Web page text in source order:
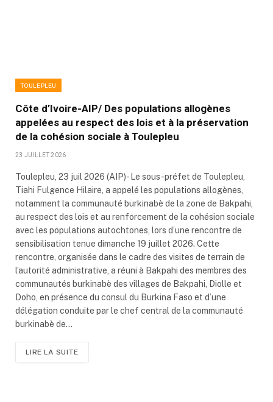
TOULEPLEU
Côte d’Ivoire-AIP/ Des populations allogènes
appelées au respect des lois et à la préservation
de la cohésion sociale à Toulepleu
23 JUILLET 2026
Toulepleu, 23 juil 2026 (AIP)- Le sous-préfet de Toulepleu,
Tiahi Fulgence Hilaire, a appelé les populations allogènes,
notamment la communauté burkinabè de la zone de Bakpahi,
au respect des lois et au renforcement de la cohésion sociale
avec les populations autochtones, lors d’une rencontre de
sensibilisation tenue dimanche 19 juillet 2026. Cette
rencontre, organisée dans le cadre des visites de terrain de
l’autorité administrative, a réuni à Bakpahi des membres des
communautés burkinabè des villages de Bakpahi, Diolle et
Doho, en présence du consul du Burkina Faso et d’une
délégation conduite par le chef central de la communauté
burkinabè de…
LIRE LA SUITE